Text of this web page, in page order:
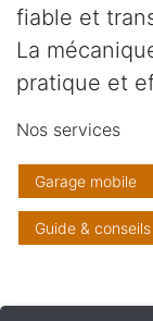
fiable et
La
pratique et
Nos services
Garage mobile
Guide &